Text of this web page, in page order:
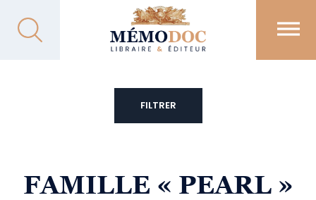
FAMILLE « PEARL »
FILTRER